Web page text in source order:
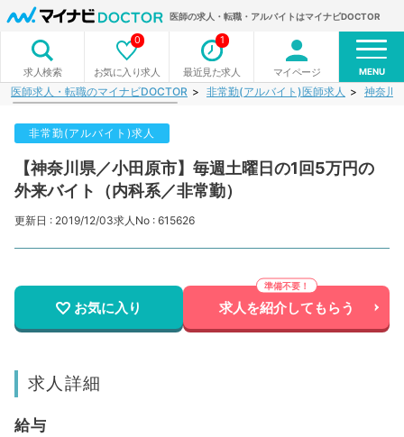
医師の求人・転職・アルバイトはマイナビDOCTOR
求人検索 お気に入り求人
0
最近見た求人
1
マイページ MENU
医師求人・転職のマイナビDOCTOR 非常勤(アルバイト)医師求人 神奈川
非常勤(アルバイト)求人
【神奈川県／小田原市】毎週土曜日の1回5万円の
外来バイト（内科系／非常勤）
更新日 : 2019/12/03求人No : 615626
お気に入り 求人を紹介してもらう
求人詳細
給与